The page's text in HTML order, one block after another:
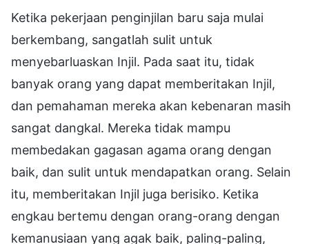
Ketika pekerjaan penginjilan baru saja mulai
berkembang, sangatlah sulit untuk
menyebarluaskan Injil. Pada saat itu, tidak
banyak orang yang dapat memberitakan Injil,
dan pemahaman mereka akan kebenaran masih
sangat dangkal. Mereka tidak mampu
membedakan gagasan agama orang dengan
baik, dan sulit untuk mendapatkan orang. Selain
itu, memberitakan Injil juga berisiko. Ketika
engkau bertemu dengan orang-orang dengan
kemanusiaan yang agak baik, paling-paling,